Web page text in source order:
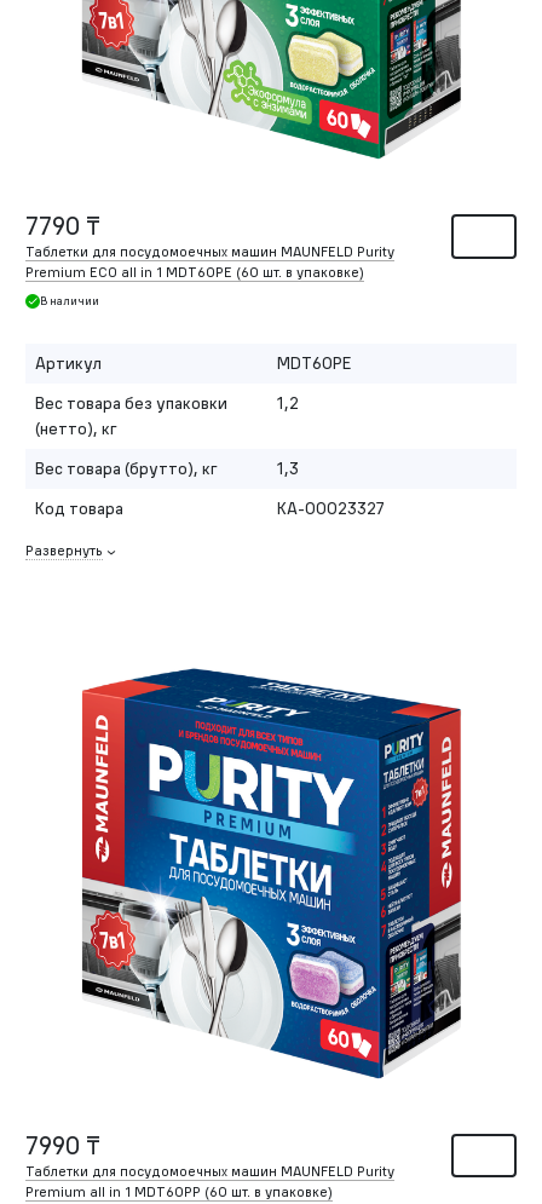
7790 ₸
Таблетки для посудомоечных машин MAUNFELD Purity
Premium ECO all in 1 MDT60PE (60 шт. в упаковке)
В наличии
Артикул
MDT60PE
Вес товара без упаковки
(нетто), кг
1,2
Вес товара (брутто), кг
1,3
Код товара
КА-00023327
Развернуть
7990 ₸
Таблетки для посудомоечных машин MAUNFELD Purity
Premium all in 1 MDT60PP (60 шт. в упаковке)